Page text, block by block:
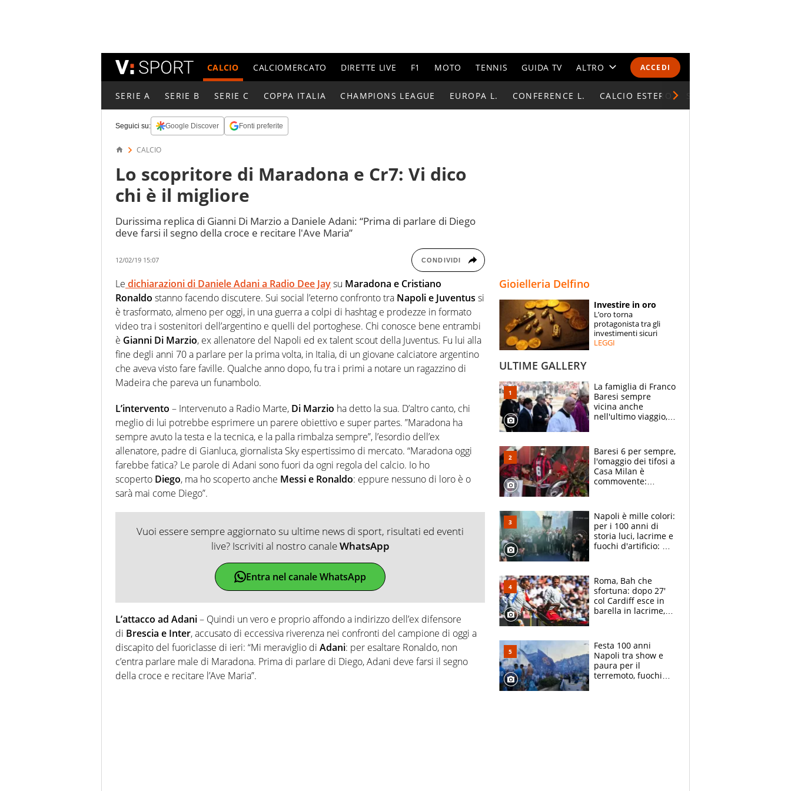
ACCEDI
CALCIO CALCIOMERCATO DIRETTE LIVE F1 MOTO TENNIS GUIDA TV ALTRO
CALENDARI E CLASSIFICHE
ESPERTI
CONTATTI
SERIE A SERIE B SERIE C COPPA ITALIA CHAMPIONS LEAGUE EUROPA L. CONFERENCE L. CALCIO ESTERO
Seguici su: Google Discover Fonti preferite
CALCIO
Lo scopritore di Maradona e Cr7: Vi dico
chi è il migliore
Durissima replica di Gianni Di Marzio a Daniele Adani: “Prima di parlare di Diego
deve farsi il segno della croce e recitare l'Ave Maria”
12/02/19 15:07 CONDIVIDI
Le dichiarazioni di Daniele Adania Radio Dee Jaysu Maradona e Cristiano
Ronaldo stanno facendo discutere. Sui social l’eterno confronto tra Napoli e Juventus si
è trasformato, almeno per oggi, in una guerra a colpi di hashtag e prodezze in formato
video tra i sostenitori dell’argentino e quelli del portoghese. Chi conosce bene entrambi
è Gianni Di Marzio, ex allenatore del Napoli ed ex talent scout della Juventus. Fu lui alla
fine degli anni 70 a parlare per la prima volta, in Italia, di un giovane calciatore argentino
che aveva visto fare faville. Qualche anno dopo, fu tra i primi a notare un ragazzino di
Madeira che pareva un funambolo.
L’intervento – Intervenuto a Radio Marte, Di Marzio ha detto la sua. D’altro canto, chi
meglio di lui potrebbe esprimere un parere obiettivo e super partes. ”Maradona ha
sempre avuto la testa e la tecnica, e la palla rimbalza sempre”, l’esordio dell’ex
allenatore, padre di Gianluca, giornalista Sky espertissimo di mercato. “Maradona oggi
farebbe fatica? Le parole di Adani sono fuori da ogni regola del calcio. Io ho
scoperto Diego, ma ho scoperto anche Messi e Ronaldo: eppure nessuno di loro è o
sarà mai come Diego”.
Vuoi essere sempre aggiornato su ultime news di sport, risultati ed eventi
live? Iscriviti al nostro canaleWhatsApp
Entra nel canale WhatsApp
L’attacco ad Adani– Quindi un vero e proprio affondo a indirizzo dell’ex difensore
di Brescia e Inter, accusato di eccessiva riverenza nei confronti del campione di oggi a
discapito del fuoriclasse di ieri: “Mi meraviglio di Adani: per esaltare Ronaldo, non
c’entra parlare male di Maradona. Prima di parlare di Diego, Adani deve farsi il segno
della croce e recitare l’Ave Maria”.
Gioielleria Delfino
Investire in oro
L’oro torna
protagonista tra gli
investimenti sicuri
LEGGI
ULTIME GALLERY
La famiglia di Franco
Baresi sempre
vicina anche
nell'ultimo viaggio,
circondati
dall'affetto dei tifosi
Baresi 6 per sempre,
l'omaggio dei tifosi a
Casa Milan è
commovente:
bigliettini
Napoli è mille colori:
per i 100 anni di
storia luci, lacrime e
fuochi d'artificio: De
Roma, Bah che
sfortuna: dopo 27'
col Cardiff esce in
barella in lacrime,
prendono 3 gol in
45'
Festa 100 anni
Napoli tra show e
paura per il
terremoto, fuochi